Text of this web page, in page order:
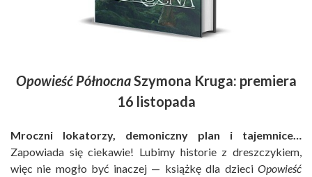
Opowieść PółnocnaSzymona Kruga: premiera
16 listopada
Mroczni lokatorzy, demoniczny plan i tajemnice…
Zapowiada się ciekawie! Lubimy historie z dreszczykiem,
więc nie mogło być inaczej — książkę dla dzieci Opowieść